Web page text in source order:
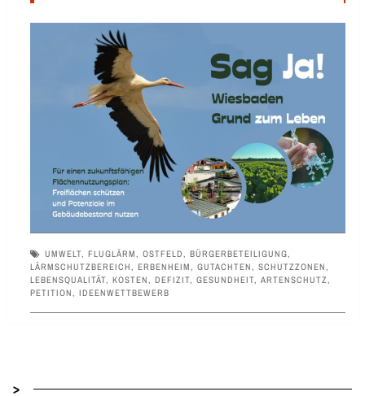
UMWELT, FLUGLÄRM OSTFELD BÜRGERBETEILIGUNG
LÄRMSCHUTZBEREICH
ERBENHEIM GUTACHTEN SCHUTZZONEN
LEBENSQUALITÄT, KOSTEN DEFIZIT, GESUNDHEIT, ARTENSCHUTZ
PETITION
IDEENWETTBEWERB
>